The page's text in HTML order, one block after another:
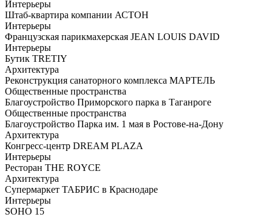
Интерьеры
Штаб-квартира компании АСТОН
Интерьеры
Французская парикмахерская JEAN LOUIS DAVID
Интерьеры
Бутик TRETIY
Архитектура
Реконструкция санаторного комплекса МАРТЕЛЬ
Общественные пространства
Благоустройство Приморского парка в Таганроге
Общественные пространства
Благоустройство Парка им. 1 мая в Ростове-на-Дону
Архитектура
Конгресс-центр DREAM PLAZA
Интерьеры
Ресторан THE ROYCE
Архитектура
Супермаркет ТАБРИС в Краснодаре
Интерьеры
SOHO 15